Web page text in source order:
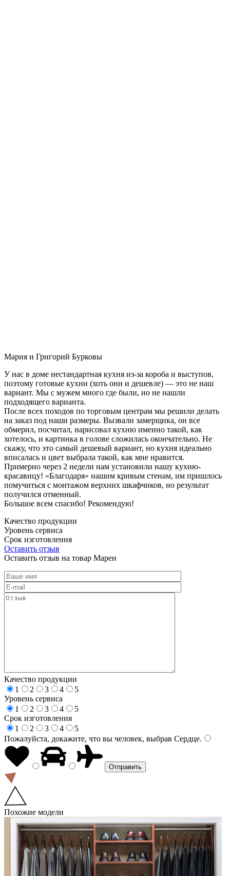
Мария и Григорий Бурковы
У нас в доме нестандартная кухня из-за короба и выступов,
поэтому готовые кухни (хоть они и дешевле) — это не наш
вариант. Мы с мужем много где были, но не нашли
подходящего варианта.
После всех походов по торговым центрам мы решили делать
на заказ под наши размеры. Вызвали замерщика, он все
обмерил, посчитал, нарисовал кухню именно такой, как
хотелось, и картинка в голове сложилась окончательно. Не
скажу, что это самый дешевый вариант, но кухня идеально
вписалась и цвет выбрала такой, как мне нравится.
Примерно через 2 недели нам установили нашу кухню-
красавицу! «Благодаря» нашим кривым стенам, им пришлось
помучиться с монтажом верхних шкафчиков, но результат
получился отменный.
Большое всем спасибо! Рекомендую!
Качество продукции
Уровень сервиса
Срок изготовления
Оставить отзыв
Оставить отзыв на товар Марен
Качество продукции
1
2 3 4
5
Уровень сервиса
1
2 3 4
5
Срок изготовления
1
2 3 4
5
Пожалуйста, докажите, что вы человек, выбрав Сердце.
Похожие модели